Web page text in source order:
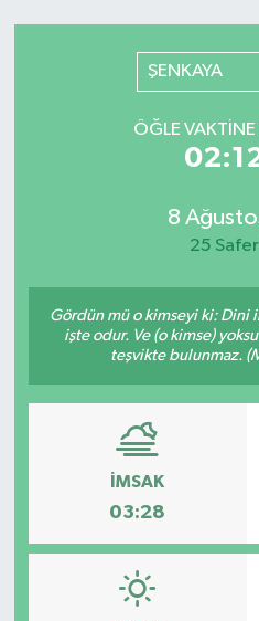
ŞENKAYA
ÖĞLE VAKTINE
8
25
Gördün mü o kimseyi ki: Dini
işte odur. Ve (o kimse)
teşvikte bulunmaz.
İMSAK
03:28
Son Dakika Haberleri